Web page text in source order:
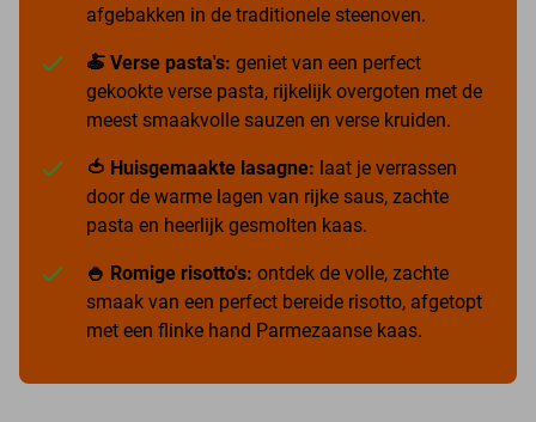
afgebakken in de traditionele steenoven.
🍝 Verse pasta's: geniet van een perfect
gekookte verse pasta, rijkelijk overgoten met de
meest smaakvolle sauzen en verse kruiden.
🍅 Huisgemaakte lasagne: laat je verrassen
door de warme lagen van rijke saus, zachte
pasta en heerlijk gesmolten kaas.
🍚 Romige risotto's: ontdek de volle, zachte
smaak van een perfect bereide risotto, afgetopt
met een flinke hand Parmezaanse kaas.